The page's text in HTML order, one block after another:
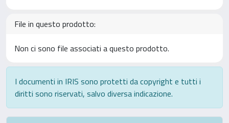
File in questo prodotto:
Non ci sono file associati a questo prodotto.
I documenti in IRIS sono protetti da copyright e tutti i
diritti sono riservati, salvo diversa indicazione.